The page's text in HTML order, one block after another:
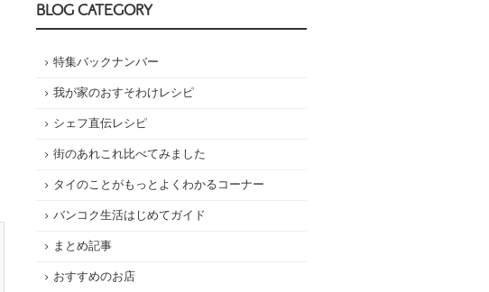
BLOG CATEGORY
特集バックナンバー
我が家のおすそわけレシピ
シェフ直伝レシピ
街のあれこれ比べてみました
タイのことがもっとよくわかるコーナー
バンコク生活はじめてガイド
まとめ記事
おすすめのお店